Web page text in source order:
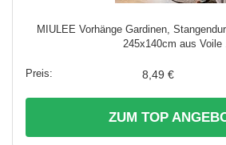
MIULEE Vorhänge Gardinen,
245x140cm aus Voile
8,49 €
ZUM TOP